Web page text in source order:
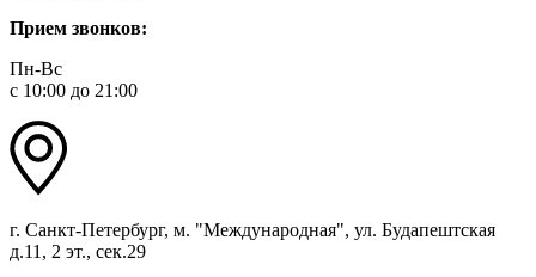
Прием звонков:
Пн-Вс
с 10:00 до 21:00
г. Санкт-Петербург, м. "Международная", ул. Будапештская
д.11, 2 эт., сек.29